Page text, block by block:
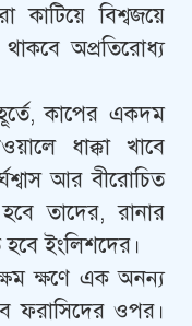
কাটিয়ে বিশ্বজয়ে
অপ্রতিরোধ্য
কাপের একদম
ধাক্কা খাবে
আর বীরোচিত
তাদের, রানার
হবে ইংলিশদের।
ক্ষণে এক অনন্য
ফরাসিদের ওপর।